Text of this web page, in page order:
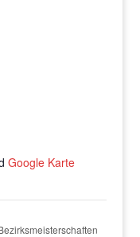
Google Karte